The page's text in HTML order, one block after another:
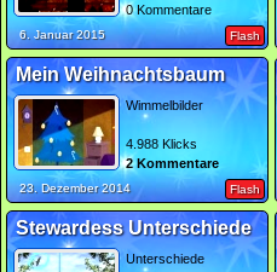
0 Kommentare
6. Januar 2015 Flash
Mein Weihnachtsbaum
Wimmelbilder
4.988 Klicks
2 Kommentare
23. Dezember 2014 Flash
Stewardess Unterschiede
Unterschiede